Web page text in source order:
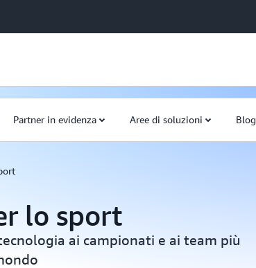
Partner in evidenza Aree di soluzioni Blog
lo sport
ai campionati e ai team più